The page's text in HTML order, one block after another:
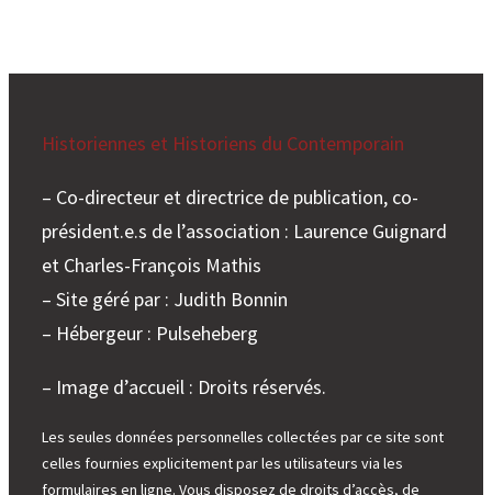
Historiennes et Historiens du Contemporain
– Co-directeur et directrice de publication, co-
président.e.s de l’association : Laurence Guignard
et Charles-François Mathis
– Site géré par : Judith Bonnin
– Hébergeur : Pulseheberg
– Image d’accueil : Droits réservés.
Les seules données personnelles collectées par ce site sont
celles fournies explicitement par les utilisateurs via les
formulaires en ligne. Vous disposez de droits d’accès, de